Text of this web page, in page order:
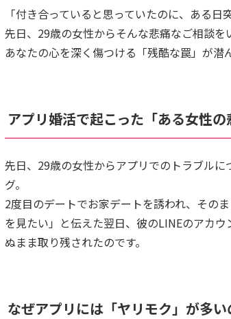
「付き合っていると思っていたのに、ある日
先日、29歳の女性からそんな悲痛なご相談
あなたの心を深く傷つける「残酷な罠」が潜
アプリ婚活で起こった「ある女性の
先日、29歳の女性からアプリでのトラブル
グ。
2度目のデートでお家デートを誘われ、その
を見たい」と伝えた翌日、彼のLINEのアカ
ぬまま取り残されたのです。
なぜアプリには「ヤリモク」が多い